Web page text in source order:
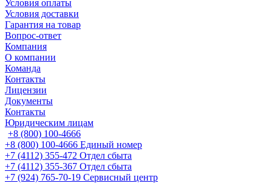
Условия оплаты
Условия доставки
Гарантия на товар
Вопрос-ответ
Компания
О компании
Команда
Контакты
Лицензии
Документы
Контакты
Юридическим лицам
+8 (800) 100-4666
+8 (800) 100-4666 Единый номер
+7 (4112) 355-472 Отдел сбыта
+7 (4112) 355-367 Отдел сбыта
+7 (924) 765-70-19 Сервисный центр